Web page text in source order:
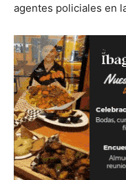
agentes policiales en